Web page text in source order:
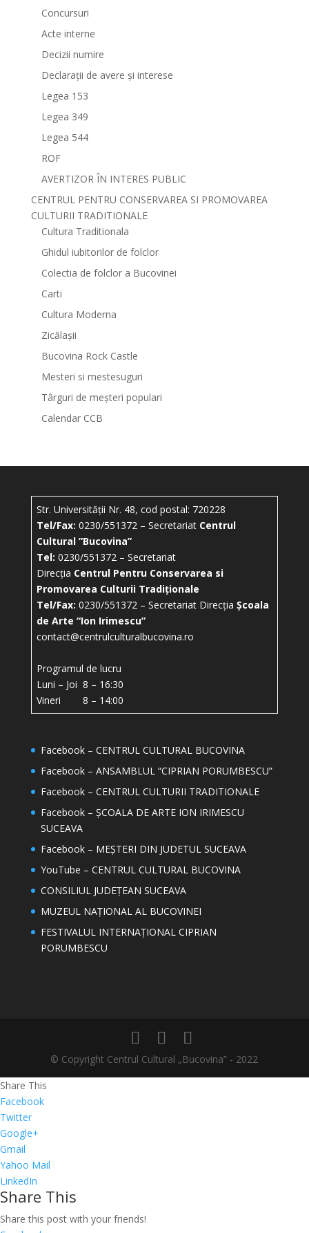
Concursuri
Acte interne
Decizii numire
Declarații de avere și interese
Legea 153
Legea 349
Legea 544
ROF
AVERTIZOR ÎN INTERES PUBLIC
CENTRUL PENTRU CONSERVAREA SI PROMOVAREA
CULTURII TRADITIONALE
Cultura Traditionala
Ghidul iubitorilor de folclor
Colectia de folclor a Bucovinei
Carti
Cultura Moderna
Zicălașii
Bucovina Rock Castle
Mesteri si mestesuguri
Târguri de meșteri populari
Calendar CCB
Str. Universității Nr. 48, cod postal: 720228
Tel/Fax: 0230/551372 – Secretariat Centrul
Cultural ”Bucovina”
Tel: 0230/551372 – Secretariat
Direcția Centrul Pentru Conservarea si
Promovarea Culturii Tradiționale
Tel/Fax: 0230/551372 – Secretariat Direcția Școala
de Arte “Ion Irimescu”
contact@centrulculturalbucovina.ro
Programul de lucru
Luni – Joi 8 – 16:30
Vineri 8 – 14:00
Facebook – CENTRUL CULTURAL BUCOVINA
Facebook – ANSAMBLUL “CIPRIAN PORUMBESCU”
Facebook – CENTRUL CULTURII TRADITIONALE
Facebook – ȘCOALA DE ARTE ION IRIMESCU
SUCEAVA
Facebook – MEȘTERI DIN JUDETUL SUCEAVA
YouTube – CENTRUL CULTURAL BUCOVINA
CONSILIUL JUDEȚEAN SUCEAVA
MUZEUL NAȚIONAL AL BUCOVINEI
FESTIVALUL INTERNAȚIONAL CIPRIAN
PORUMBESCU
© Copyright Centrul Cultural „Bucovina” - 2022
Share This
Facebook
Twitter
Google+
Gmail
Yahoo Mail
LinkedIn
Share This
Share this post with your friends!